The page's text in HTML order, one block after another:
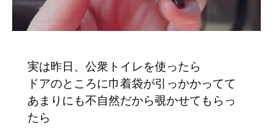
実は昨日、公衆トイレを使ったら
ドアのところに巾着袋が引っかかってて
あまりにも不自然だから覗かせてもらっ
たら